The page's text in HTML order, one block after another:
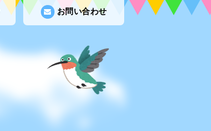
お問い合わせ